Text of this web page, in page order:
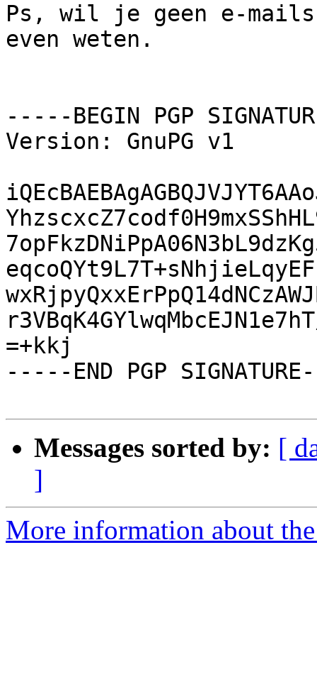
Ps, wil je geen e-mails
even weten.
-----BEGIN PGP
Version: GnuPG v1
=+kkj
-----END PGP
Messages sorted by: [
]
More information about